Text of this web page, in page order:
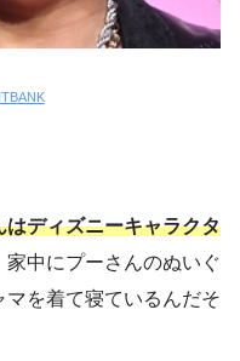
ディズニーキャラクタ
家中にプーさんのぬいぐ
を着て寝ているんだそ